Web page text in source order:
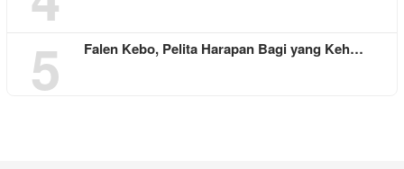
5 Falen Kebo, Pelita Harapan Bagi yang Keh…